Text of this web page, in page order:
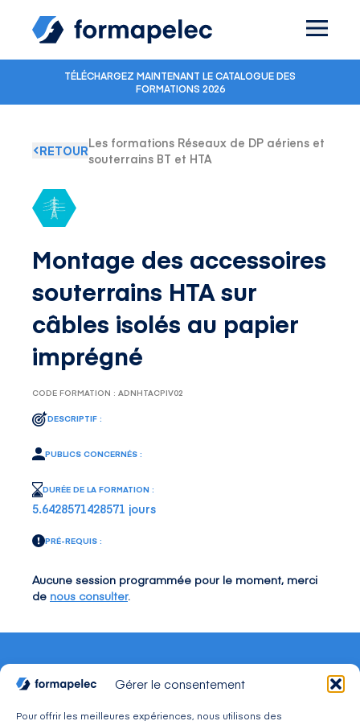
Gérer le consentement
Pour offrir les meilleures expériences, nous utilisons des
TÉLÉCHARGEZ MAINTENANT LE CATALOGUE DES
FORMATIONS 2026
RETOURLes formations Réseaux de DP aériens et
souterrains BT et HTA
Montage des accessoires
souterrains HTA sur
câbles isolés au papier
imprégné
CODE FORMATION : ADNHTACPIV02
DESCRIPTIF :
PUBLICS CONCERNÉS :
DURÉE DE LA FORMATION :
5.6428571428571 jours
PRÉ-REQUIS :
Aucune session programmée pour le moment, merci
de nous consulter.